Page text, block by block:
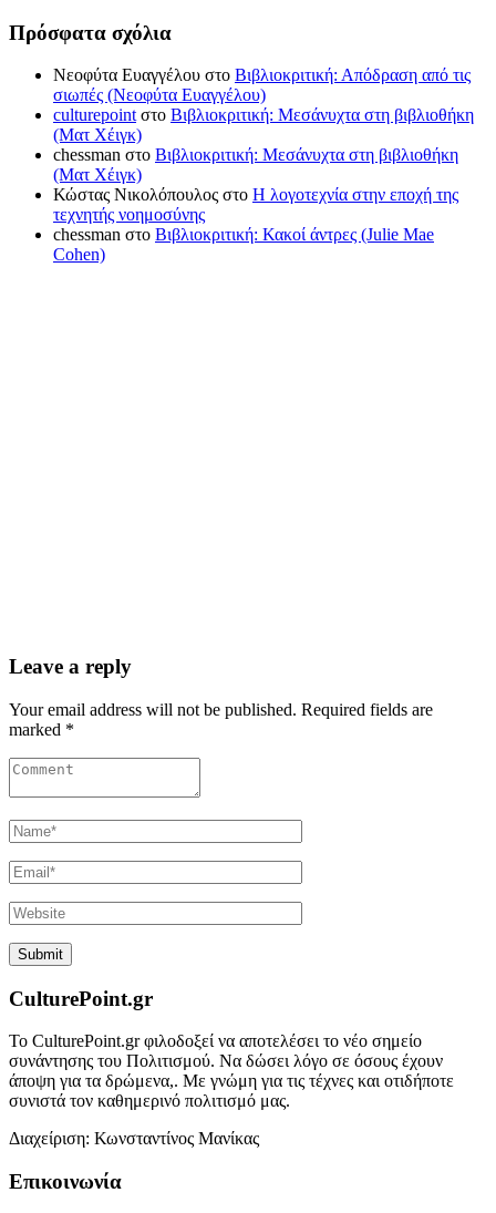
Πρόσφατα σχόλια
Νεοφύτα Ευαγγέλου στο Βιβλιοκριτική: Απόδραση από τις
σιωπές (Νεοφύτα Ευαγγέλου)
culturepointστο Βιβλιοκριτική: Μεσάνυχτα στη βιβλιοθήκη
(Ματ Χέιγκ)
chessman στο Βιβλιοκριτική: Μεσάνυχτα στη βιβλιοθήκη
(Ματ Χέιγκ)
Κώστας Νικολόπουλος στο Η λογοτεχνία στην εποχή της
τεχνητής νοημοσύνης
chessman στο Βιβλιοκριτική: Κακοί άντρες (Julie Mae
Cohen)
Leave a reply
Your email address will not be published. Required fields are
marked *
CulturePoint.gr
Το CulturePoint.gr φιλοδοξεί να αποτελέσει το νέο σημείο
συνάντησης του Πολιτισμού. Να δώσει λόγο σε όσους έχουν
άποψη για τα δρώμενα,. Με γνώμη για τις τέχνες και οτιδήποτε
συνιστά τον καθημερινό πολιτισμό μας.
Διαχείριση: Κωνσταντίνος Μανίκας
Επικοινωνία